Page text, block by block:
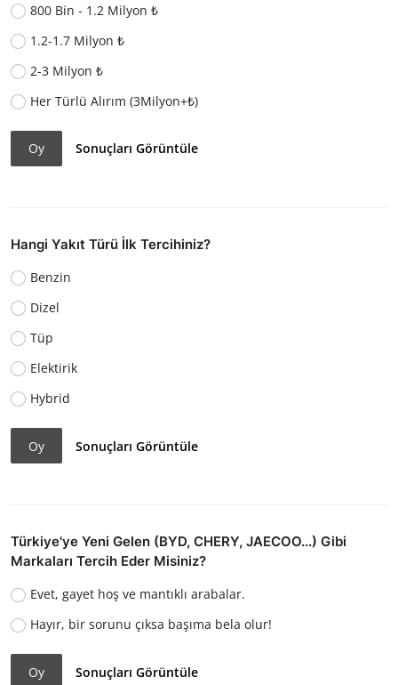
800 Bin - 1.2 Milyon ₺
1.2-1.7 Milyon ₺
2-3 Milyon ₺
Her Türlü Alırım (3Milyon+₺)
Oy Sonuçları Görüntüle
Hangi Yakıt Türü İlk Tercihiniz?
Benzin
Dizel
Tüp
Elektirik
Hybrid
Oy Sonuçları Görüntüle
Türkiye'ye Yeni Gelen (BYD, CHERY, JAECOO...) Gibi
Markaları Tercih Eder Misiniz?
Evet, gayet hoş ve mantıklı arabalar.
Hayır, bir sorunu çıksa başıma bela olur!
Oy Sonuçları Görüntüle